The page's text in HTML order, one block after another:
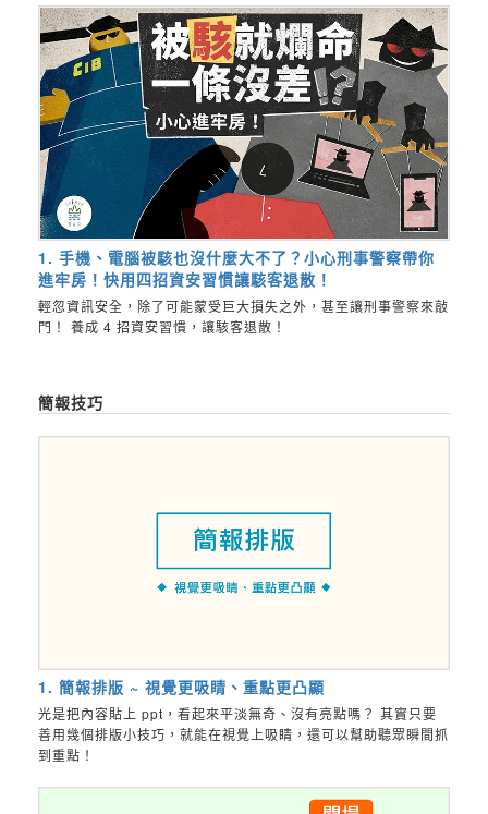
1. 手機、電腦被駭也沒什麼大不了？小心刑事警察帶你
進牢房！快用四招資安習慣讓駭客退散！
輕忽資訊安全，除了可能蒙受巨大損失之外，甚至讓刑事警察來敲
門！ 養成 4 招資安習慣，讓駭客退散！
簡報技巧
1. 簡報排版 ~ 視覺更吸睛、重點更凸顯
光是把內容貼上 ppt，看起來平淡無奇、沒有亮點嗎？ 其實只要
善用幾個排版小技巧，就能在視覺上吸睛，還可以幫助聽眾瞬間抓
到重點！